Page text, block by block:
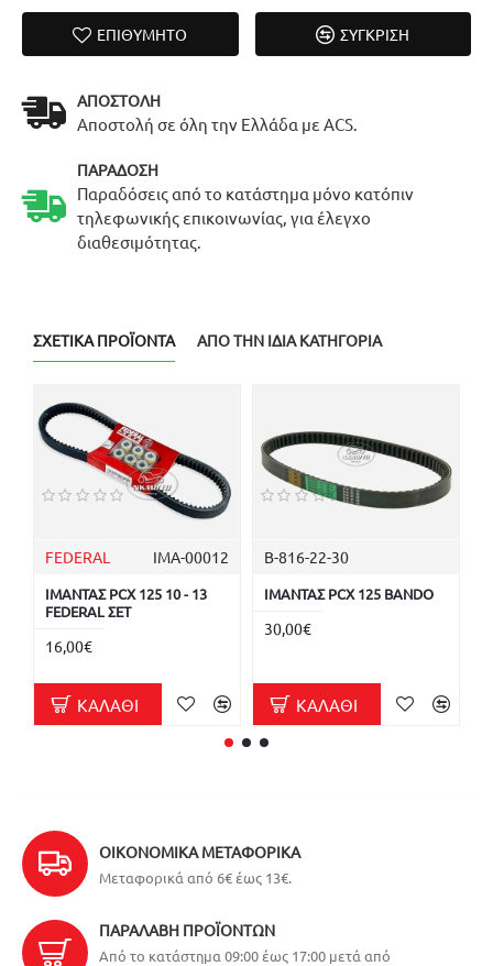
ΕΠΙΘΥΜΗΤΌ ΣΎΓΚΡΙΣΗ
ΑΠΟΣΤΟΛΉ
Αποστολή σε όλη την Ελλάδα με ACS.
ΠΑΡΆΔΟΣΗ
Παραδόσεις από το κατάστημα μόνο κατόπιν
τηλεφωνικής επικοινωνίας, για έλεγχο
διαθεσιμότητας.
ΣΧΕΤΙΚΆ ΠΡΟΪΌΝΤΑ ΑΠΌ ΤΗΝ ΊΔΙΑ ΚΑΤΗΓΟΡΊΑ
FEDERAL ΙΜΑ-00012
ΙΜΑΝΤΑΣ PCX 125 10 - 13
FEDERAL ΣΕΤ
16,00€
ΚΑΛΆΘΙ
B-816-22-30
ΙΜΑΝΤΑΣ PCX 125 BANDO
30,00€
ΚΑΛΆΘΙ
ΟΙΚΟΝΟΜΙΚΆ ΜΕΤΑΦΟΡΙΚΆ
Μεταφορικά από 6€ έως 13€.
ΠΑΡΑΛΑΒΉ ΠΡΟΪΌΝΤΩΝ
Από το κατάστημα 09:00 έως 17:00 μετά από